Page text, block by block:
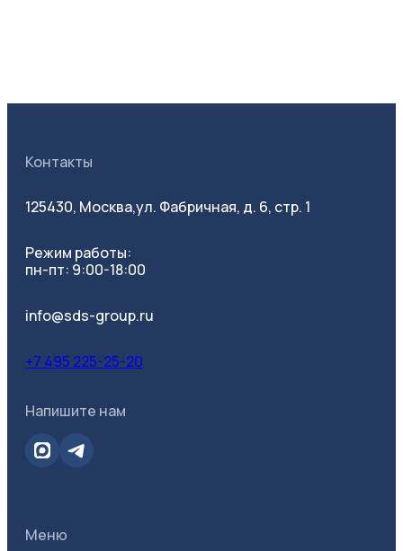
Контакты
125430, Москва,ул. Фабричная, д. 6, стр. 1
Режим работы:
пн-пт: 9:00-18:00
info@sds-group.ru
+7 495 225-25-20
Напишите нам
Меню